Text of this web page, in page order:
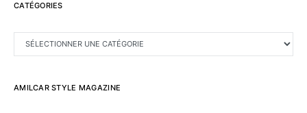
CATÉGORIES
CATÉGORIES
AMILCAR STYLE MAGAZINE